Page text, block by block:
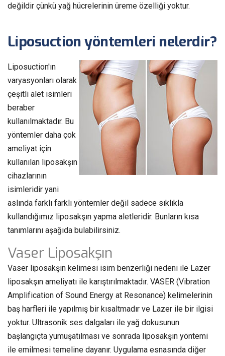
değildir çünkü yağ hücrelerinin üreme özelliği yoktur.
Liposuction yöntemleri nelerdir?
Liposuction'ın
varyasyonları olarak
çeşitli alet isimleri
beraber
kullanılmaktadır. Bu
yöntemler daha çok
ameliyat için
kullanılan liposakşın
cihazlarının
isimleridir yani
aslında farklı farklı yöntemler değil sadece sıklıkla
kullandığımız liposakşın yapma aletleridir. Bunların kısa
tanımlarını aşağıda bulabilirsiniz.
Vaser Liposakşın
Vaser liposakşın kelimesi isim benzerliği nedeni ile Lazer
liposakşın ameliyatı ile karıştırılmaktadır. VASER (Vibration
Amplification of Sound Energy at Resonance) kelimelerinin
baş harfleri ile yapılmış bir kısaltmadır ve Lazer ile bir ilgisi
yoktur. Ultrasonik ses dalgaları ile yağ dokusunun
başlangıçta yumuşatılması ve sonrada liposakşın yöntemi
ile emilmesi temeline dayanır. Uygulama esnasında diğer